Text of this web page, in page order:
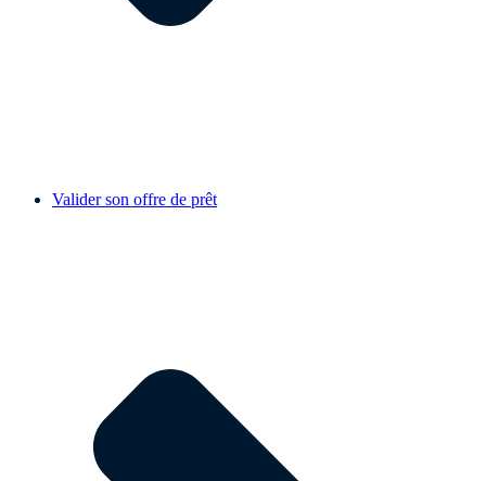
Valider son offre de prêt